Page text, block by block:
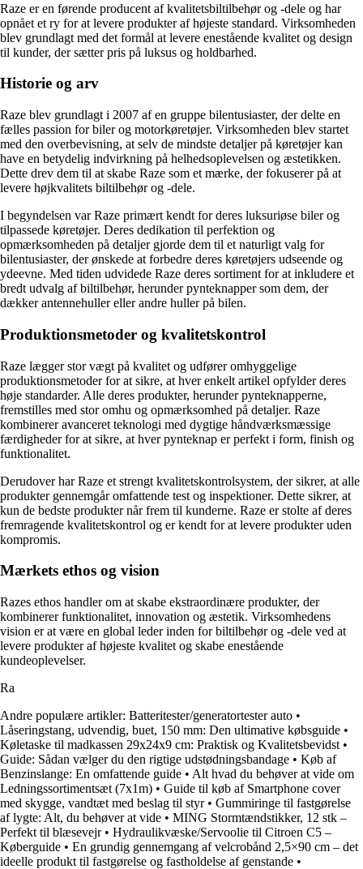
Raze er en førende producent af kvalitetsbiltilbehør og -dele og har
opnået et ry for at levere produkter af højeste standard. Virksomheden
blev grundlagt med det formål at levere enestående kvalitet og design
til kunder, der sætter pris på luksus og holdbarhed.
Historie og arv
Raze blev grundlagt i 2007 af en gruppe bilentusiaster, der delte en
fælles passion for biler og motorkøretøjer. Virksomheden blev startet
med den overbevisning, at selv de mindste detaljer på køretøjer kan
have en betydelig indvirkning på helhedsoplevelsen og æstetikken.
Dette drev dem til at skabe Raze som et mærke, der fokuserer på at
levere højkvalitets biltilbehør og -dele.
I begyndelsen var Raze primært kendt for deres luksuriøse biler og
tilpassede køretøjer. Deres dedikation til perfektion og
opmærksomheden på detaljer gjorde dem til et naturligt valg for
bilentusiaster, der ønskede at forbedre deres køretøjers udseende og
ydeevne. Med tiden udvidede Raze deres sortiment for at inkludere et
bredt udvalg af biltilbehør, herunder pynteknapper som dem, der
dækker antennehuller eller andre huller på bilen.
Produktionsmetoder og kvalitetskontrol
Raze lægger stor vægt på kvalitet og udfører omhyggelige
produktionsmetoder for at sikre, at hver enkelt artikel opfylder deres
høje standarder. Alle deres produkter, herunder pynteknapperne,
fremstilles med stor omhu og opmærksomhed på detaljer. Raze
kombinerer avanceret teknologi med dygtige håndværksmæssige
færdigheder for at sikre, at hver pynteknap er perfekt i form, finish og
funktionalitet.
Derudover har Raze et strengt kvalitetskontrolsystem, der sikrer, at alle
produkter gennemgår omfattende test og inspektioner. Dette sikrer, at
kun de bedste produkter når frem til kunderne. Raze er stolte af deres
fremragende kvalitetskontrol og er kendt for at levere produkter uden
kompromis.
Mærkets ethos og vision
Razes ethos handler om at skabe ekstraordinære produkter, der
kombinerer funktionalitet, innovation og æstetik. Virksomhedens
vision er at være en global leder inden for biltilbehør og -dele ved at
levere produkter af højeste kvalitet og skabe enestående
kundeoplevelser.
Ra
Andre populære artikler: Batteritester/generatortester auto •
Låseringstang, udvendig, buet, 150 mm: Den ultimative købsguide •
Køletaske til madkassen 29x24x9 cm: Praktisk og Kvalitetsbevidst •
Guide: Sådan vælger du den rigtige udstødningsbandage • Køb af
Benzinslange: En omfattende guide • Alt hvad du behøver at vide om
Ledningssortimentsæt (7x1m) • Guide til køb af Smartphone cover
med skygge, vandtæt med beslag til styr• Gummiringe til fastgørelse
af lygte: Alt, du behøver at vide • MING Stormtændstikker, 12 stk –
Perfekt til blæsevejr• Hydraulikvæske/Servoolie til Citroen C5 –
Køberguide • En grundig gennemgang af velcrobånd 2,5×90 cm – det
ideelle produkt til fastgørelse og fastholdelse af genstande •